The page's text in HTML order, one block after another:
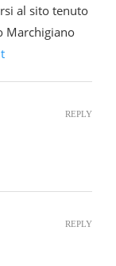
al sito tenuto
Marchigiano
REPLY
REPLY